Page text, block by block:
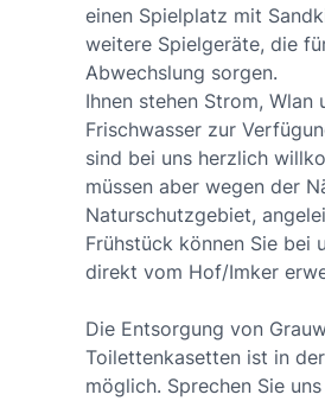
einen Spielplatz mit
weitere Spielgeräte, die
Abwechslung sorgen.
Ihnen stehen Strom, Wlan
Frischwasser zur
sind bei uns herzlich
müssen aber wegen der
Naturschutzgebiet,
Frühstück können Sie bei
direkt vom Hof/Imker
Die Entsorgung von
Toilettenkasetten ist in
möglich. Sprechen Sie